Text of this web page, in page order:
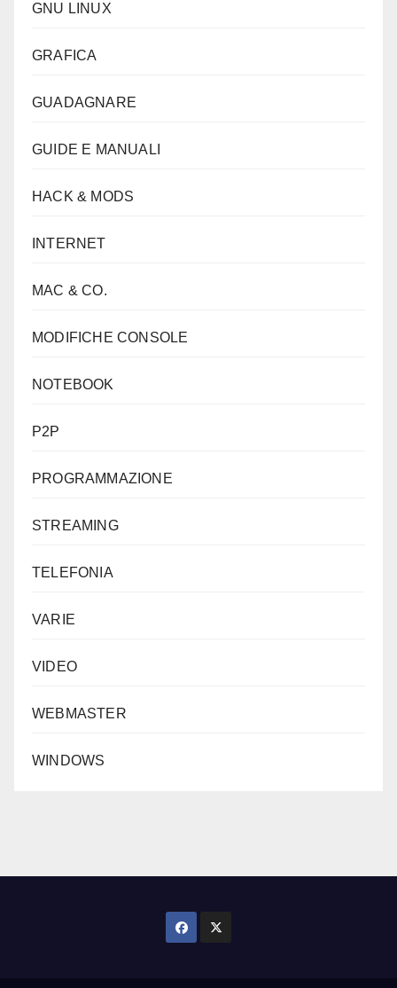
GNU LINUX
GRAFICA
GUADAGNARE
GUIDE E MANUALI
HACK & MODS
INTERNET
MAC & CO.
MODIFICHE CONSOLE
NOTEBOOK
P2P
PROGRAMMAZIONE
STREAMING
TELEFONIA
VARIE
VIDEO
WEBMASTER
WINDOWS